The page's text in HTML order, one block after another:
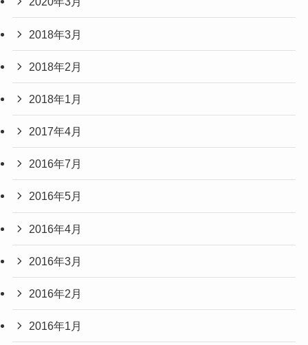
2018年3月
2018年2月
2018年1月
2017年4月
2016年7月
2016年5月
2016年4月
2016年3月
2016年2月
2016年1月